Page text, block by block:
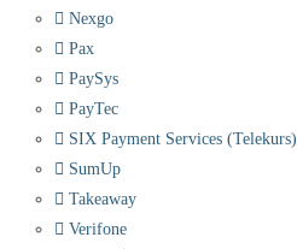
Nexgo
Pax
PaySys
PayTec
SIX Payment Services (Telekurs)
SumUp
Takeaway
Verifone